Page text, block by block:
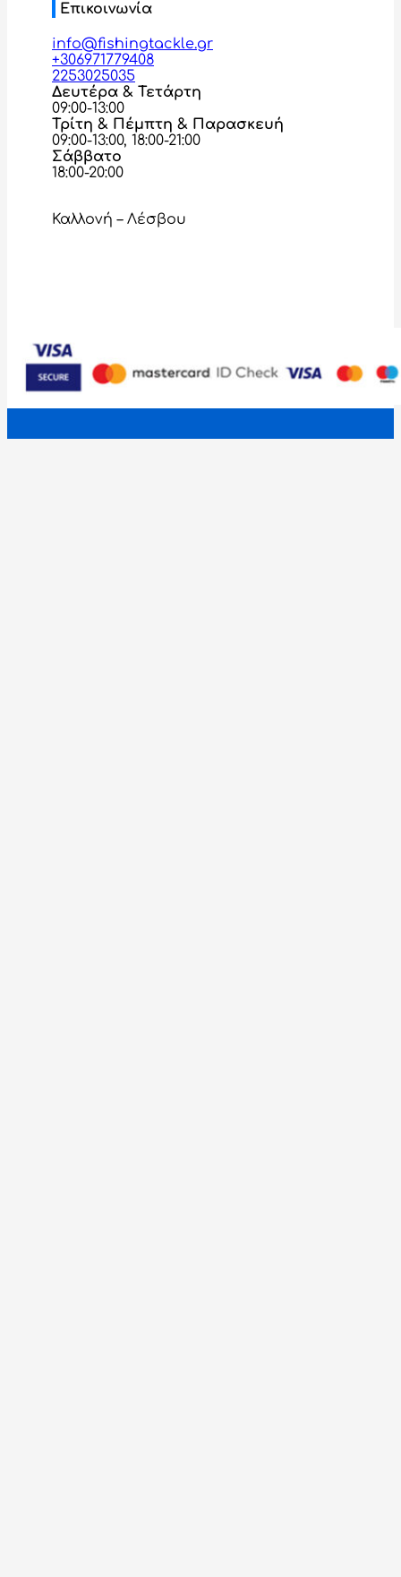
Επικοινωνία
info@fishingtackle.gr
+306971779408
2253025035
Δευτέρα & Τετάρτη
09:00-13:00
Τρίτη & Πέμπτη & Παρασκευή
09:00-13:00, 18:00-21:00
Σάββατο
18:00-20:00
Καλλονή – Λέσβου